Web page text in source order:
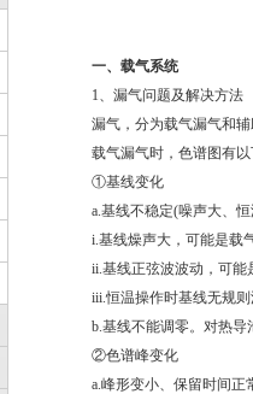
一、载气系统
1、漏气问题及解决方法
漏气，分为载气漏气和辅
载气漏气时，色谱图有以
①基线变化
a.基线不稳定(噪声大、恒
i.基线燥声大，可能是载
ii.基线正弦波波动，可能
iii.恒温操作时基线无规则
b.基线不能调零。对热导
②色谱峰变化
a.峰形变小、保留时间正